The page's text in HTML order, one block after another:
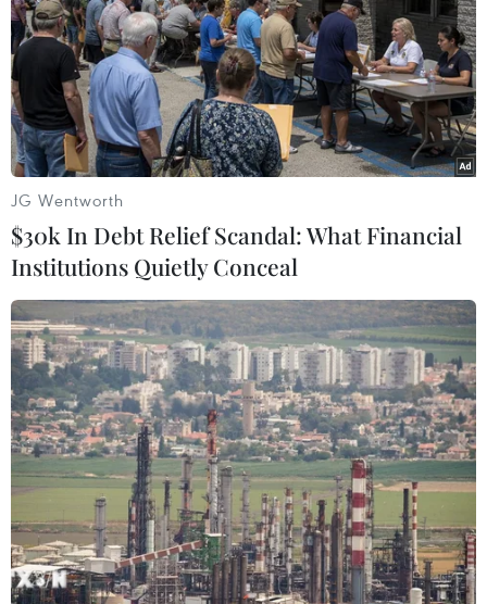
06/08/2026 06:40
Doanh thu AI của Microsoft phụ
thuộc phần lớn vào đối tác OpenAI
06/08/2026 06:31
Tây Ninh: Tạo điều kiện hình thành
doanh nghiệp công nghệ chiến lược
06/08/2026 04:45
Việt Nam hướng tới làm
chủ 10 công nghệ lõi vào năm 2030
06/08/2026 04:38
Ngày An ninh mạng Việt Nam: Kiến
tạo không gian mạng an toàn, nhân
JG Wentworth
$30k In Debt Relief Scandal: What Financial
Institutions Quietly Conceal